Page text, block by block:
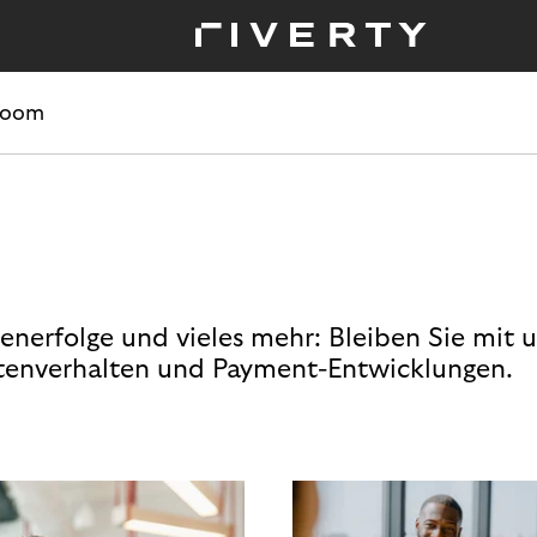
und vieles mehr: Bleiben Sie mit
und Payment-Entwicklungen.